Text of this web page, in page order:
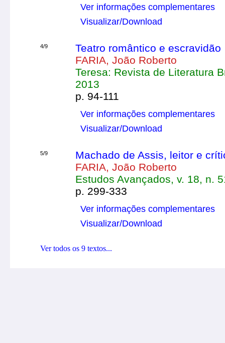
Ver informações complementares
Visualizar/Download
4/9
Teatro romântico e escravidão
FARIA, João Roberto
Teresa: Revista de Literatura
2013
p. 94-111
Ver informações complementares
Visualizar/Download
5/9
Machado de Assis, leitor e
FARIA, João Roberto
Estudos Avançados, v. 18, n.
p. 299-333
Ver informações complementares
Visualizar/Download
Ver todos os 9 textos...